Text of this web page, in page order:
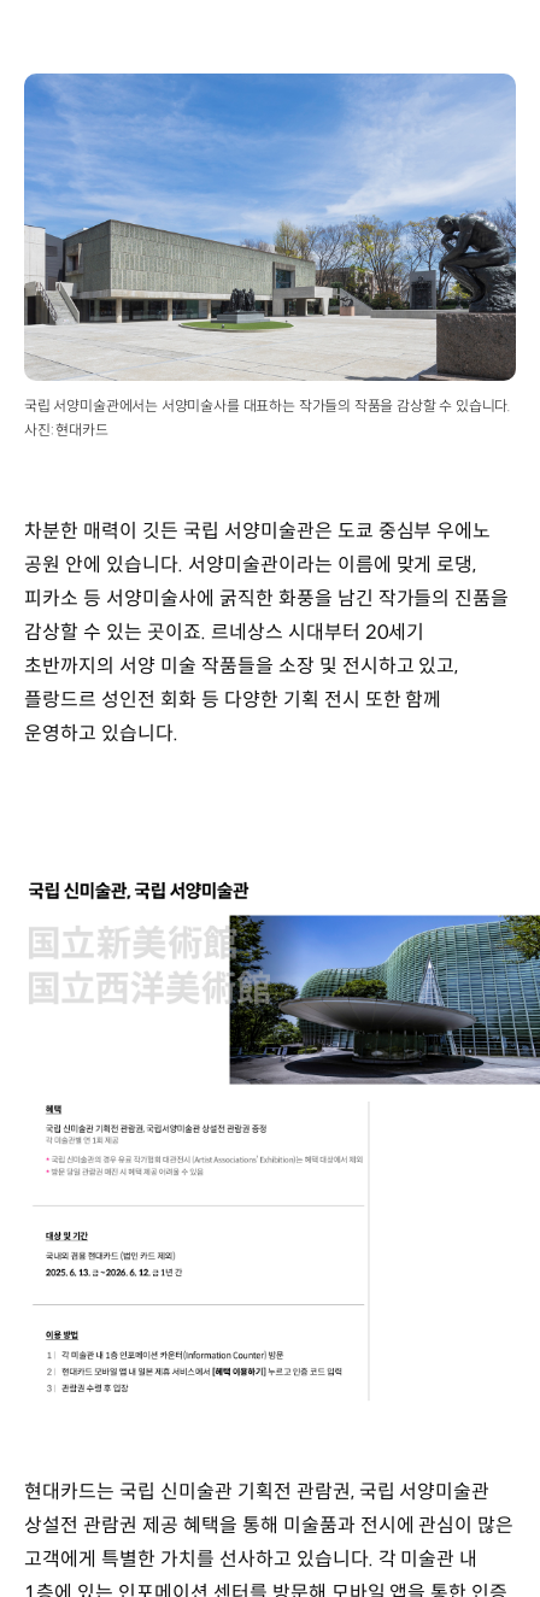
국립 서양미술관에서는 서양미술사를 대표하는 작가들의 작품을 감상할 수 있습니다.
사진: 현대카드
차분한 매력이 깃든 국립 서양미술관은 도쿄 중심부 우에노
공원 안에 있습니다. 서양미술관이라는 이름에 맞게 로댕,
피카소 등 서양미술사에 굵직한 화풍을 남긴 작가들의 진품을
감상할 수 있는 곳이죠. 르네상스 시대부터 20세기
초반까지의 서양 미술 작품들을 소장 및 전시하고 있고,
플랑드르 성인전 회화 등 다양한 기획 전시 또한 함께
운영하고 있습니다.
현대카드는 국립 신미술관 기획전 관람권, 국립 서양미술관
상설전 관람권 제공 혜택을 통해 미술품과 전시에 관심이 많은
고객에게 특별한 가치를 선사하고 있습니다. 각 미술관 내